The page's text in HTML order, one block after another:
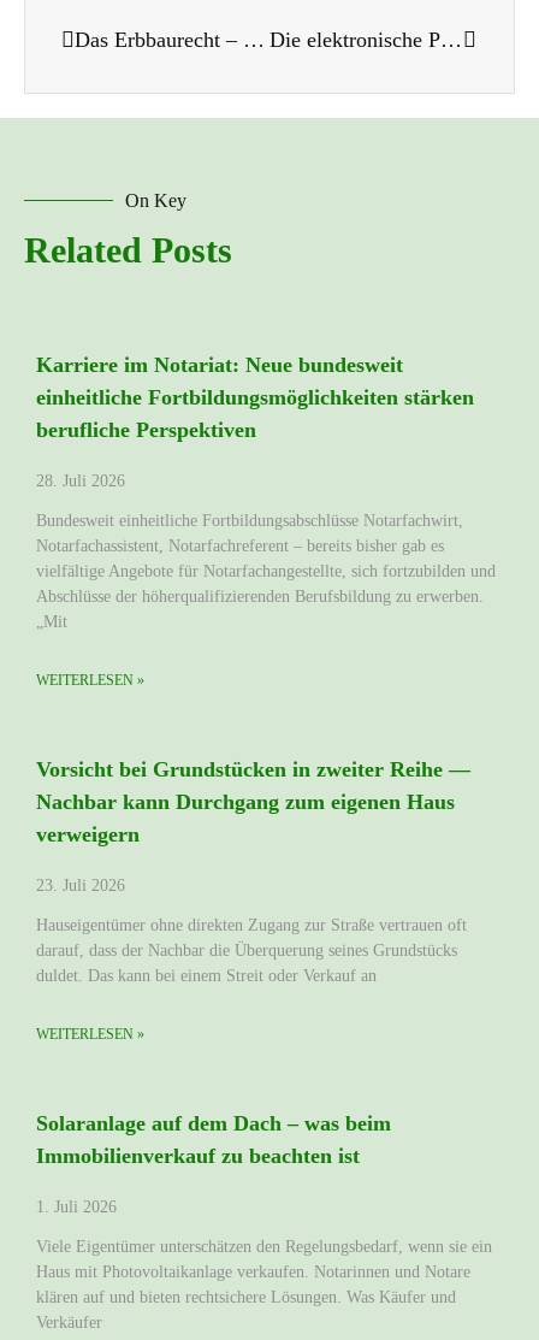
Das Erbbaurecht – Ein alternativer Weg zum Eigenheim? Die elektronische Präsenzurkunde – Ein großer Schritt in Richtung des volldigitalen Notariats
On Key
Related Posts
Karriere im Notariat: Neue bundesweit
einheitliche Fortbildungsmöglichkeiten stärken
berufliche Perspektiven
28. Juli 2026
Bundesweit einheitliche Fortbildungsabschlüsse Notarfachwirt,
Notarfachassistent, Notarfachreferent – bereits bisher gab es
vielfältige Angebote für Notarfachangestellte, sich fortzubilden und
Abschlüsse der höherqualifizierenden Berufsbildung zu erwerben.
„Mit
WEITERLESEN »
Vorsicht bei Grundstücken in zweiter Reihe —
Nachbar kann Durchgang zum eigenen Haus
verweigern
23. Juli 2026
Hauseigentümer ohne direkten Zugang zur Straße vertrauen oft
darauf, dass der Nachbar die Überquerung seines Grundstücks
duldet. Das kann bei einem Streit oder Verkauf an
WEITERLESEN »
Solaranlage auf dem Dach – was beim
Immobilienverkauf zu beachten ist
1. Juli 2026
Viele Eigentümer unterschätzen den Regelungsbedarf, wenn sie ein
Haus mit Photovoltaikanlage verkaufen. Notarinnen und Notare
klären auf und bieten rechtsichere Lösungen. Was Käufer und
Verkäufer